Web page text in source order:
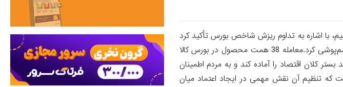
با اشاره به تداوم ریزش شاخص بورس تأکید کرد
که دولت و سازمان بورس هر کدام وظایف مشخصی بر دوش دارند و نامکان دارد از مسئولیت هیچ‌یک چشم‌پوشی کرد.معامله 38 همت محصول در بورس کالا
کلان اقتصاد را آماده کند و به مردم اطمینان
تنظیم آن نقش مهمی در ایجاد اعتماد میان